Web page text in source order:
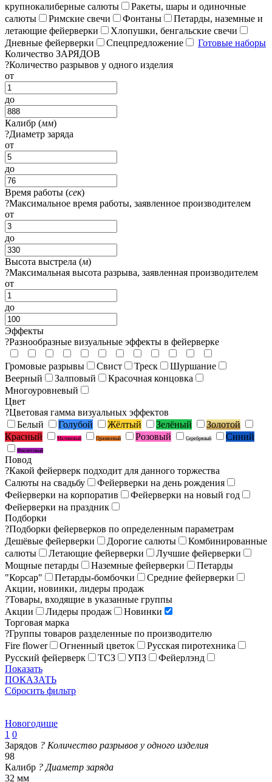
крупнокалиберные салюты
Ракеты, шары и одиночные
салюты
Римские свечи Фонтаны
Петарды, наземные и
летающие фейерверки
Хлопушки, бенгальские свечи
Дневные фейерверки
Спецпредложение
Готовые наборы
Количество ЗАРЯДОВ
?Количество разрывов у одного изделия
от
до
Калибр (мм)
?Диаметр заряда
от
до
Время работы (сек)
?Максимальное время работы, заявленное производителем
от
до
Высота выстрела (м)
?Максимальная высота разрыва, заявленная производителем
от
до
Эффекты
?Разнообразные визуальные эффекты в фейерверке
Громовые разрывы Свист Треск
Шуршание
Веерный
Залповый
Красочная концовка
Многоуровневый
Цвет
?Цветовая гамма визуальных эффектов
Белый
Голубой Жёлтый Зелёный
Золотой
Красный
Малиновый Оранжевый Розовый Серебряный Синий
Фиолетовый
Повод
?Какой фейерверк подходит для данного торжества
Салюты на свадьбу
Фейерверки на день рождения
Фейерверки на корпоратив
Фейерверки на новый год
Фейерверки на праздник
Подборки
?Подборки фейерверков по определенным параметрам
Дешёвые фейерверки
Дорогие салюты
Комбинированные
салюты
Летающие фейерверки
Лучшие фейерверки
Мощные петарды
Наземные фейерверки
Петарды
"Корсар"
Петарды-бомбочки
Средние фейерверки
Акции, новинки, лидеры продаж
?Товары, входящие в указанные группы
Акции
Лидеры продаж
Новинки
Торговая марка
?Группы товаров разделенные по производителю
Fire flower
Огненный цветок
Русская пиротехника
Русский фейерверк
ТСЗ УПЗ
Фейерлэнд
Показать
ПОКАЗАТЬ
Сбросить фильтр
Новогодище
1 0
Зарядов ? Количество разрывов у одного изделия
98
Калибр ? Диаметр заряда
32 мм